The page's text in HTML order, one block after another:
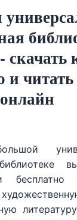
скачать
и
онлайн
бесплатно